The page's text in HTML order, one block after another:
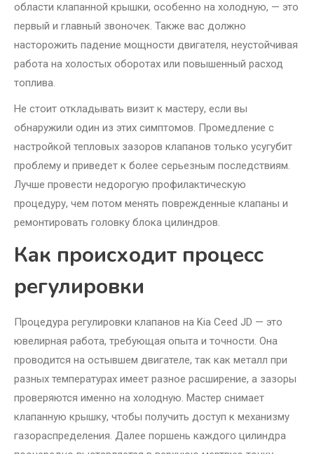
области клапанной крышки, особенно на холодную, — это
первый и главный звоночек. Также вас должно
насторожить падение мощности двигателя, неустойчивая
работа на холостых оборотах или повышенный расход
топлива.
Не стоит откладывать визит к мастеру, если вы
обнаружили один из этих симптомов. Промедление с
настройкой тепловых зазоров клапанов только усугубит
проблему и приведет к более серьезным последствиям.
Лучше провести недорогую профилактическую
процедуру, чем потом менять поврежденные клапаны и
ремонтировать головку блока цилиндров.
Как происходит процесс
регулировки
Процедура регулировки клапанов на Kia Ceed JD — это
ювелирная работа, требующая опыта и точности. Она
проводится на остывшем двигателе, так как металл при
разных температурах имеет разное расширение, а зазоры
проверяются именно на холодную. Мастер снимает
клапанную крышку, чтобы получить доступ к механизму
газораспределения. Далее поршень каждого цилиндра